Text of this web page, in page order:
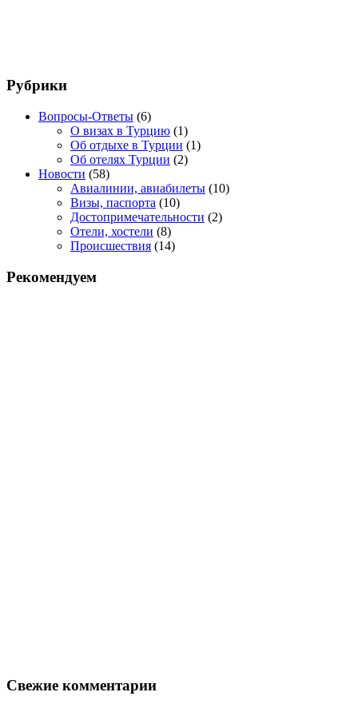
Рубрики
Вопросы-Ответы (6)
О визах в Турцию (1)
Об отдыхе в Турции (1)
Об отелях Турции (2)
Новости (58)
Авиалинии, авиабилеты (10)
Визы, паспорта (10)
Достопримечательности (2)
Отели, хостели (8)
Происшествия (14)
Рекомендуем
Свежие комментарии